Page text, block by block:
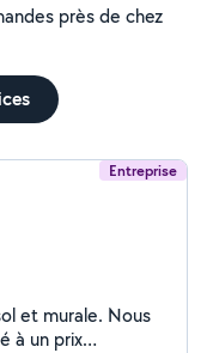
près de chez
Entreprise
et murale. Nous
à un prix